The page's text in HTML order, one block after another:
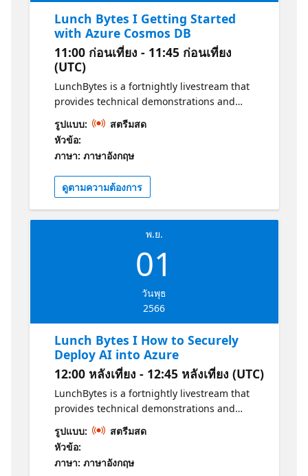
patching and version management), and he
will be going through a short demonstration
of how to onboard your SQL Server instances
into Azure Arc.
Lunch Bytes I Getting Started
with Azure Cosmos DB
11:00 ก่อนเที่ยง - 11:45 ก่อนเที่ยง
(UTC)
LunchBytes is a fortnightly livestream that
provides technical demonstrations and
conversations with experts from Microsoft
UK about the world of Azure! Last week, with
the help of Simon Reason, the LunchBytes
team launched season 3 of our fortnightly
tech focused livestream. For those that aren't
aware of what LunchBytes is, the livestream
showcases the latest and greatest
technologies with the help of speakers from
Microsoft UK. In each episode, you can learn
from the experts who share their passion
and insights on various topics such as Azure,
also watch live demos and ask questions to
the speakers. In the season 3 premiere,
services, which allow you to extend Azure
data capabilities to your on-premises, edge
or multicloud environments. Are you looking
to use Azure Cosmos DB and wondering how
to get started? This session gives an end to
end overview and demo, with pointers on key
aspects to understand and consider,
including data modelling for NoSQL,
configuring Cosmos DB, optimising
รูปแบบ:
สตรีมสด
หัวข้อ:
ภาษา: ภาษาอังกฤษ
ดูตามความต้องการ
พ.ย.
01
วันพุธ
2566
Lunch Bytes I How to Securely
Deploy AI into Azure
12:00 หลังเที่ยง - 12:45 หลังเที่ยง (UTC)
LunchBytes is a fortnightly livestream that
provides technical demonstrations and
conversations with experts from Microsoft
UK about the world of Azure! In this week's
episode of LunchBytes, we are joined by
Juliane Franze and Tighe Brennan. Juliane
รูปแบบ:
สตรีมสด
หัวข้อ:
ภาษา: ภาษาอังกฤษ